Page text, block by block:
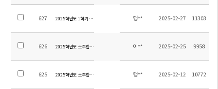
627 2025학년도 1학기 전체학생 스쿨버스 탑승자 명단 및 노선
행** 2025-02-27 11303
626 2025학년도 소주한국학교 입학식 안내 이** 2025-02-25 9958
625 2025학년도 소주한국학교 청소용역 업체 선정 입찰공고
행** 2025-02-12 10772